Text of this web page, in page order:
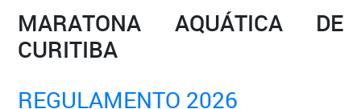
MARATONA AQUÁTICA DE
CURITIBA
REGULAMENTO 2026